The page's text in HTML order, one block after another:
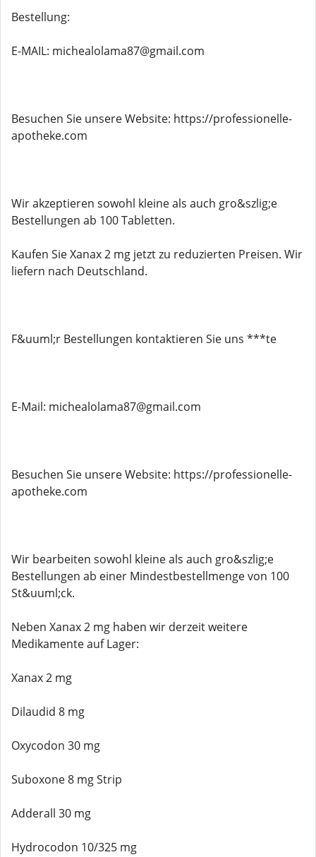
Bestellung:
E-MAIL: michealolama87@gmail.com
Besuchen Sie unsere Website: https://professionelle-
apotheke.com
Wir akzeptieren sowohl kleine als auch gro&szlig;e
Bestellungen ab 100 Tabletten.
Kaufen Sie Xanax 2 mg jetzt zu reduzierten Preisen. Wir
liefern nach Deutschland.
F&uuml;r Bestellungen kontaktieren Sie uns ***te
E-Mail: michealolama87@gmail.com
Besuchen Sie unsere Website: https://professionelle-
apotheke.com
Wir bearbeiten sowohl kleine als auch gro&szlig;e
Bestellungen ab einer Mindestbestellmenge von 100
St&uuml;ck.
Neben Xanax 2 mg haben wir derzeit weitere
Medikamente auf Lager:
Xanax 2 mg
Dilaudid 8 mg
Oxycodon 30 mg
Suboxone 8 mg Strip
Adderall 30 mg
Hydrocodon 10/325 mg